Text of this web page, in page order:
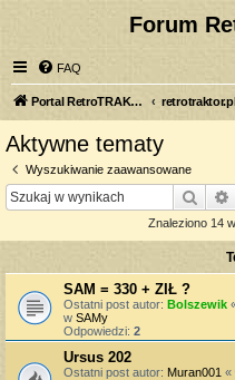
Forum
FAQ
Portal RetroTRAKTOR.pl
Aktywne tematy
Wyszukiwanie zaawansowane
Szukaj
Znaleziono 14
SAM = 330 + ZIŁ ?
Ostatni post autor: Bolszewik
w SAMy
Odpowiedzi: 2
Ursus 202
Ostatni post autor: Muran001 «